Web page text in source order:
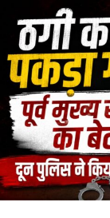
पिस्टल से फायर कर
होकर जमीन पर
की आवाज सुनते ही
सूचना दी।